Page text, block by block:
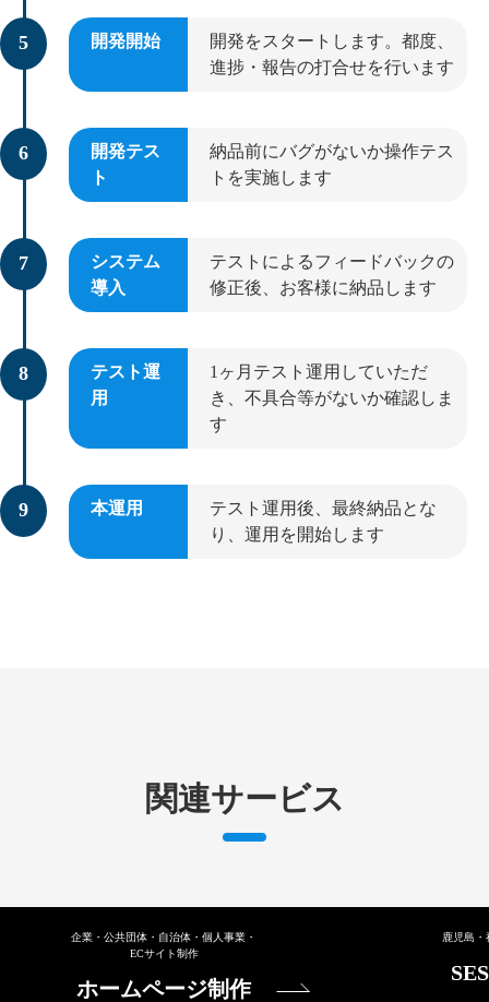
開発開始
開発をスタートします。都度、
進捗・報告の打合せを行います
開発テス
ト
納品前にバグがないか操作テス
トを実施します
システム
導入
テストによるフィードバックの
修正後、お客様に納品します
テスト運
用
1ヶ月テスト運用していただ
き、不具合等がないか確認しま
す
本運用
テスト運用後、最終納品とな
り、運用を開始します
関連サービス
企業・公共団体・ 自治体・個人事業・
ECサイト制作
ホームページ制作
鹿児島・